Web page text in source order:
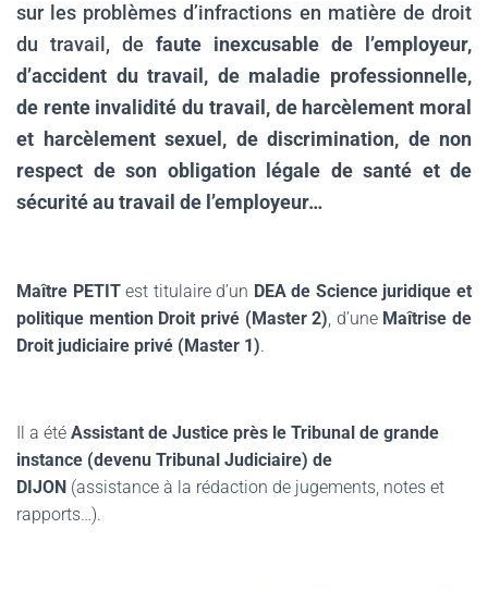
sur les problèmes d’infractions en matière de droit
du travail, de faute inexcusable de l’employeur,
d’accident du travail, de maladie professionnelle,
de rente invalidité du travail, de harcèlement moral
et harcèlement sexuel, de discrimination, de non
respect de son obligation légale de santé et de
sécurité au travail de l’employeur…
Maître PETITest titulaire d’un DEA de Science juridique et
politique mention Droit privé (Master 2), d’une Maîtrise de
Droit judiciaire privé (Master 1).
Il a été Assistant de Justice près le Tribunal de grande
instance (devenu Tribunal Judiciaire) de
DIJON (assistance à la rédaction de jugements, notes et
rapports…).